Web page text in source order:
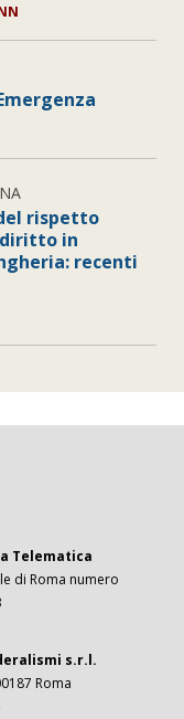
rispetto
in
recenti
Telematica
di Roma numero
s.r.l.
Roma